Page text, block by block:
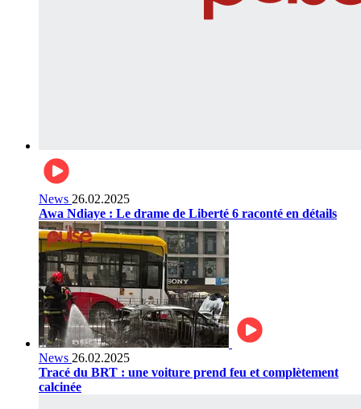
News 26.02.2025
Awa Ndiaye : Le drame de Liberté 6 raconté en détails
News 26.02.2025
Tracé du BRT : une voiture prend feu et complètement
calcinée